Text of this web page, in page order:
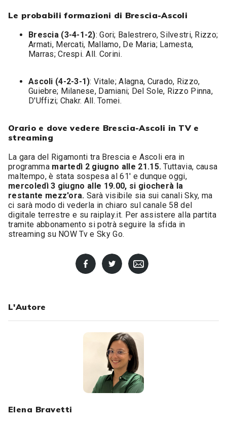
Le probabili formazioni di Brescia-Ascoli
Brescia (3-4-1-2): Gori; Balestrero, Silvestri, Rizzo;
Armati, Mercati, Mallamo, De Maria; Lamesta,
Marras; Crespi. All. Corini.
Ascoli (4-2-3-1): Vitale; Alagna, Curado, Rizzo,
Guiebre; Milanese, Damiani; Del Sole, Rizzo Pinna,
D'Uffizi; Chakr. All. Tomei.
Orario e dove vedere Brescia-Ascoli in TV e
streaming
La gara del Rigamonti tra Brescia e Ascoli era in
programma martedì 2 giugno alle 21.15.Tuttavia, causa
maltempo, è stata sospesa al 61' e dunque oggi,
mercoledì 3 giugno alle 19.00, si giocherà la
restante mezz'ora.Sarà visibile sia sui canali Sky, ma
ci sarà modo di vederla in chiaro sul canale 58 del
digitale terrestre e su raiplay.it. Per assistere alla partita
tramite abbonamento si potrà seguire la sfida in
streaming su NOW Tv e Sky Go.
L'Autore
Elena Bravetti